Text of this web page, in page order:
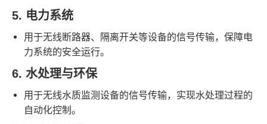
5. 电力系统
用于无线断路器、隔离开关等设备的信号传输，保障电
力系统的安全运行。
6. 水处理与环保
用于无线水质监测设备的信号传输，实现水处理过程的
自动化控制。